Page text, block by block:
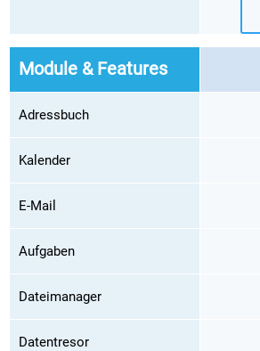
Module & Features
Adressbuch
Kalender
E-Mail
Aufgaben
Dateimanager
Datentresor